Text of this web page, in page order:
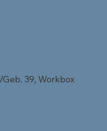
39, Workbox